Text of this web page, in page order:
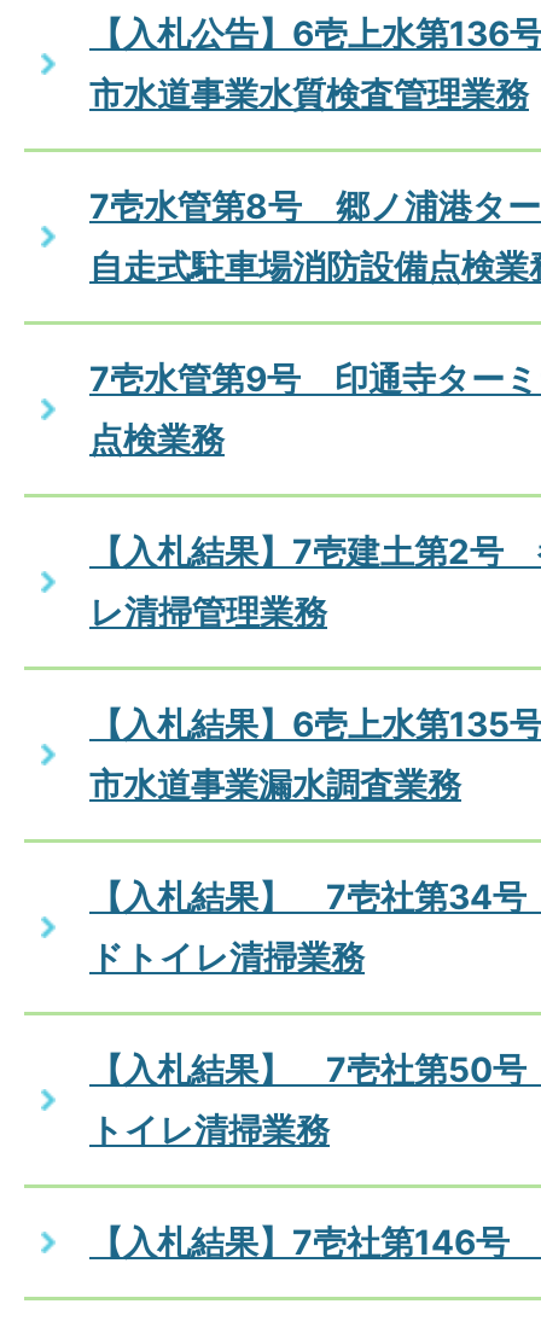
【入札公告】6壱上水第
市水道事業水質検査管理業務
7壱水管第8号 郷ノ浦港タ
自走式駐車場消防設備点検業
7壱水管第9号 印通寺ター
点検業務
【入札結果】7壱建土第2号
レ清掃管理業務
【入札結果】6壱上水第
市水道事業漏水調査業務
【入札結果】 7壱社第34
ドトイレ清掃業務
【入札結果】 7壱社第50
トイレ清掃業務
【入札結果】7壱社第146